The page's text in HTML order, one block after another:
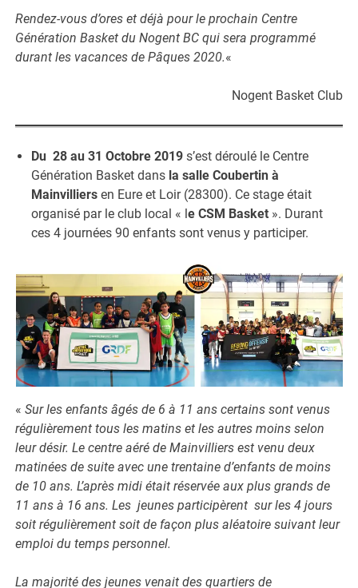
Rendez-vous d’ores et déjà pour le prochain Centre
Génération Basket du Nogent BC qui sera programmé
durant les vacances de Pâques 2020.«
Nogent Basket Club
Du 28 au 31 Octobre 2019 s’est déroulé le Centre
Génération Basket dans la salle Coubertin à
Mainvilliers en Eure et Loir (28300). Ce stage était
organisé par le club local « le CSM Basket ». Durant
ces 4 journées 90 enfants sont venus y participer.
«Sur les enfants âgés de 6 à 11 ans certains sont venus
régulièrement tous les matins et les autres moins selon
leur désir. Le centre aéré de Mainvilliers est venu deux
matinées de suite avec une trentaine d’enfants de moins
de 10 ans. L’après midi était réservée aux plus grands de
11 ans à 16 ans. Les jeunes participèrent sur les 4 jours
soit régulièrement soit de façon plus aléatoire suivant leur
emploi du temps personnel.
La majorité des jeunes venait des quartiers de